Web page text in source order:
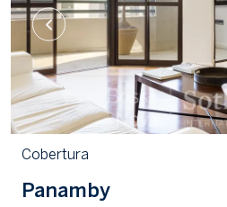
Cobertura
Panamby